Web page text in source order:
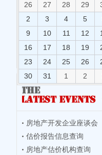
26 27 28 29
2
3 4 5
9
10 11 12
16
17 18 19
23
24 25 26
30
31 1 2
房地产开发企业座谈会
估价报告信息查询
房地产估价机构查询